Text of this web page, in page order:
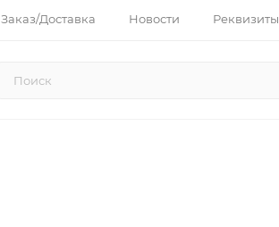
Заказ/Доставка Новости Реквизиты